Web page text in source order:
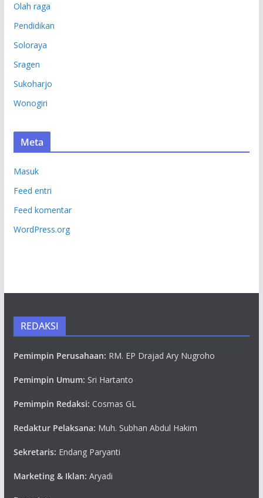
Olah raga
Pendidikan
Soloraya
Sragen
Sukoharjo
Wonogiri
Meta
Masuk
Feed entri
Feed komentar
WordPress.org
REDAKSI
Pemimpin Perusahaan: RM. EP Drajad Ary Nugroho
Pemimpin Umum: Sri Hartanto
Pemimpin Redaksi: Cosmas GL
Redaktur Pelaksana: Muh. Subhan Abdul Hakim
Sekretaris: Endang Paryanti
Marketing & Iklan: Aryadi